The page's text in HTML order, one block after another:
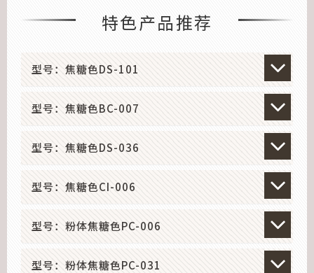
特色产品推荐
型号：焦糖色DS-101
型号：焦糖色BC-007
型号：焦糖色DS-036
型号：焦糖色CI-006
型号：粉体焦糖色PC-006
型号：粉体焦糖色PC-031